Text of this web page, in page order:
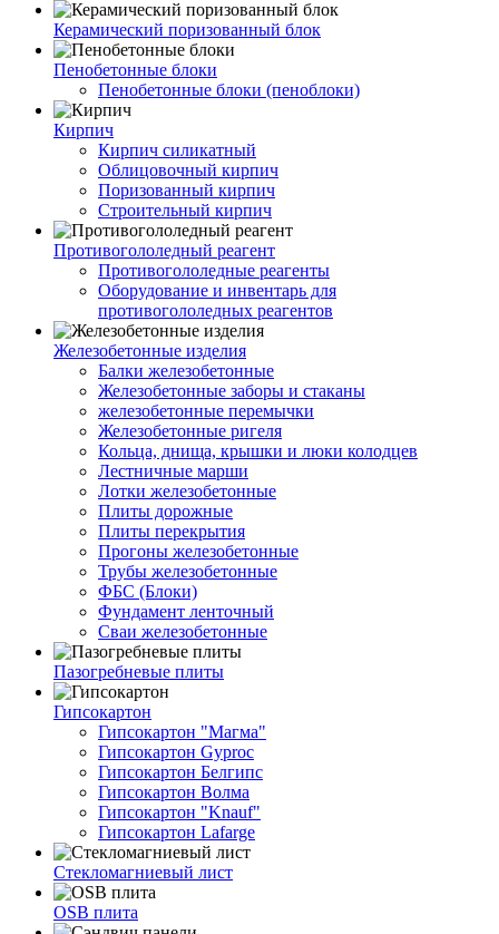
Керамический поризованный блок
Пенобетонные блоки
Пенобетонные блоки (пеноблоки)
Кирпич
Кирпич силикатный
Облицовочный кирпич
Поризованный кирпич
Строительный кирпич
Противогололедный реагент
Противогололедные реагенты
Оборудование и инвентарь для
противогололедных реагентов
Железобетонные изделия
Балки железобетонные
Железобетонные заборы и стаканы
железобетонные перемычки
Железобетонные ригеля
Кольца, днища, крышки и люки колодцев
Лестничные марши
Лотки железобетонные
Плиты дорожные
Плиты перекрытия
Прогоны железобетонные
Трубы железобетонные
ФБС (Блоки)
Фундамент ленточный
Сваи железобетонные
Пазогребневые плиты
Гипсокартон
Гипсокартон "Магма"
Гипсокартон Gyproc
Гипсокартон Белгипс
Гипсокартон Волма
Гипсокартон "Knauf"
Гипсокартон Lafarge
Стекломагниевый лист
OSB плита